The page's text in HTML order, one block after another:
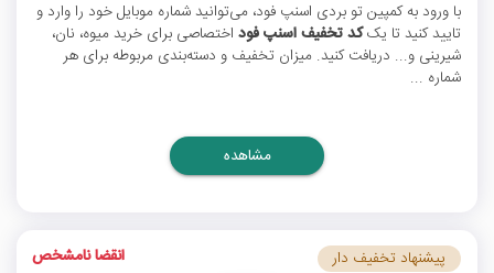
با ورود به کمپین تو بردی اسنپ فود، می‌توانید شماره موبایل خود را وارد و
تایید کنید تا یککد تخفیف اسنپ فود اختصاصی برای خرید میوه، نان،
شیرینی و... دریافت کنید. میزان تخفیف و دسته‌بندی مربوطه برای هر
شماره ...
مشاهده
پیشنهاد تخفیف دار انقضا نامشخص